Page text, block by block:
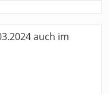
auch im